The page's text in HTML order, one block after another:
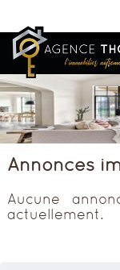
Annonces
Aucune
actuellement.